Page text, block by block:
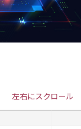
左右にスクロール